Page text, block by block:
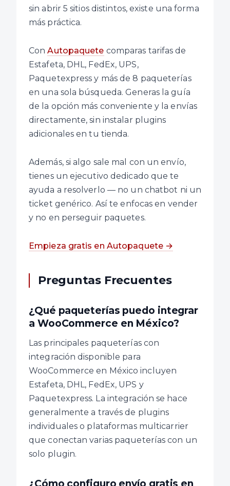
sin abrir 5 sitios distintos, existe una forma
más práctica.
ConAutopaquete comparas tarifas de
Estafeta, DHL, FedEx, UPS,
Paquetexpress y más de 8 paqueterías
en una sola búsqueda. Generas la guía
de la opción más conveniente y la envías
directamente, sin instalar plugins
adicionales en tu tienda.
Además, si algo sale mal con un envío,
tienes un ejecutivo dedicado que te
ayuda a resolverlo — no un chatbot ni un
ticket genérico. Así te enfocas en vender
y no en perseguir paquetes.
Empieza gratis en Autopaquete →
Preguntas Frecuentes
¿Qué paqueterías puedo integrar
a WooCommerce en México?
Las principales paqueterías con
integración disponible para
WooCommerce en México incluyen
Estafeta, DHL, FedEx, UPS y
Paquetexpress. La integración se hace
generalmente a través de plugins
individuales o plataformas multicarrier
que conectan varias paqueterías con un
solo plugin.